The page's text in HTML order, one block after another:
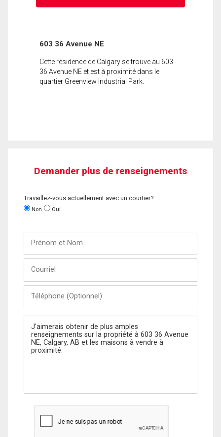
603 36 Avenue NE
Cette résidence de Calgary se trouve au 603
36 Avenue NE et est à proximité dans le
quartier Greenview Industrial Park.
Demander plus de renseignements
Travaillez-vous actuellement avec un courtier?
Non Oui
Nom
(Optionnel)
Message